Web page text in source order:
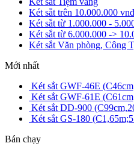
Két sắt trên 10.000.000 vnđ
Két sắt từ 1.000.000 -
Két sắt từ 6.000.000 ->
Két sắt Văn phòng, Công
Mới nhất
Két sắt GWF-46E
Két sắt GWF-61E
Két sắt DD-900
Két sắt GS-180
Bán chạy